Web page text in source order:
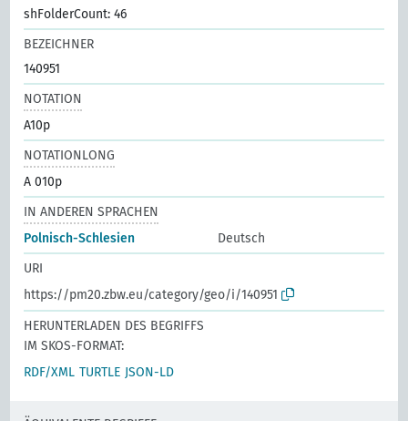
shFolderCount: 46
BEZEICHNER
140951
NOTATION
A10p
NOTATIONLONG
A 010p
IN ANDEREN SPRACHEN
Polnisch-Schlesien
Deutsch
URI
https://pm20.zbw.eu/category/geo/i/140951
HERUNTERLADEN DES BEGRIFFS
IM SKOS-FORMAT:
RDF/XML TURTLE JSON-LD